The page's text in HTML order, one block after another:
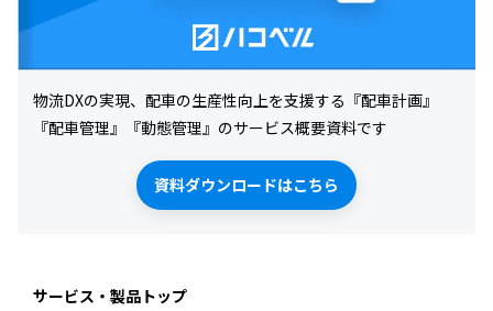
物流DXの実現、配車の生産性向上を支援する『配車計画』
『配車管理』『動態管理』のサービス概要資料です
資料ダウンロードはこちら
サービス・製品トップ